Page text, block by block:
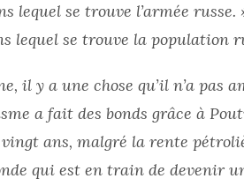
lequel se trouve l’armée russe.
lequel se trouve la population
il y a une chose qu’il n’a pas
a fait des bonds grâce à
ans, malgré la rente
qui est en train de devenir